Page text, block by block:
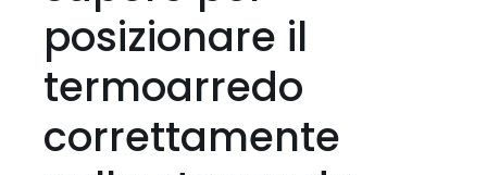
posizionare il
termoarredo
correttamente